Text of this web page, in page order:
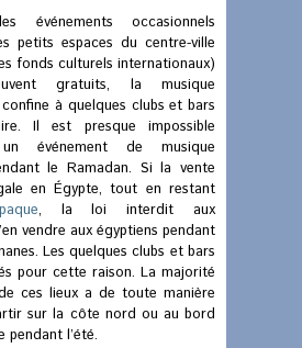
événements occasionnels
petits espaces du centre-ville
fonds culturels internationaux)
gratuits, la musique
à quelques clubs et bars
Il est presque impossible
événement de musique
le Ramadan. Si la vente
en Égypte, tout en restant
, la loi interdit aux
vendre aux égyptiens pendant
Les quelques clubs et bars
pour cette raison. La majorité
ces lieux a de toute manière
sur la côte nord ou au bord
pendant l’été.